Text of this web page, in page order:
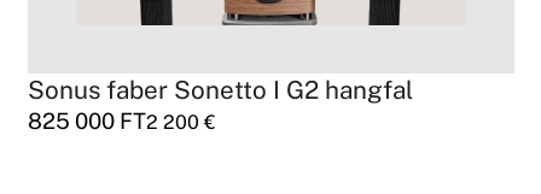
Sonus faber Sonetto I G2 hangfal
825 000 FT2 200€